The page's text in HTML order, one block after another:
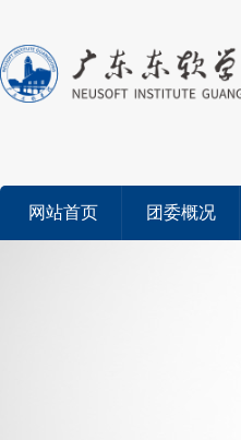
网站首页 团委概况